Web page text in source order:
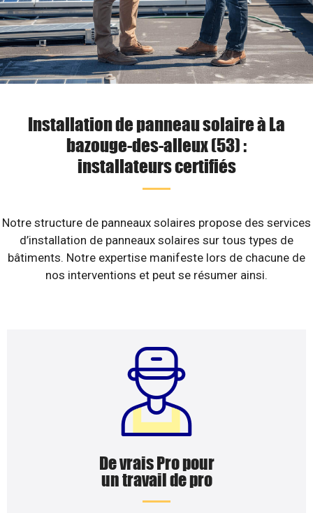
Installation de panneau solaire à La
bazouge-des-alleux (53) :
installateurs certifiés
Notre structure de panneaux solaires propose des services
d’installation de panneaux solaires sur tous types de
bâtiments. Notre expertise manifeste lors de chacune de
nos interventions et peut se résumer ainsi.
De vrais Pro pour
un travail de pro